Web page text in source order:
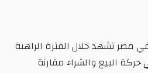
مصر تشهد خلال الفترة الراهنة
البيع والشراء مقارنة